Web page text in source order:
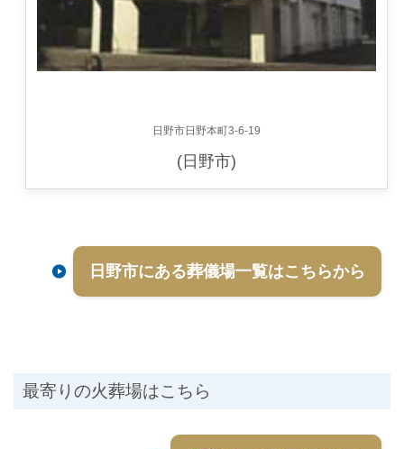
日野市日野本町3-6-19
(日野市)
日野市にある葬儀場一覧はこちらから
最寄りの火葬場はこちら